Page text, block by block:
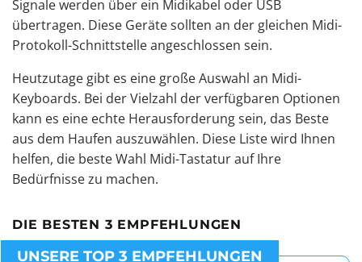
Signale werden über ein Midikabel oder USB
übertragen. Diese Geräte sollten an der gleichen Midi-
Protokoll-Schnittstelle angeschlossen sein.
Heutzutage gibt es eine große Auswahl an Midi-
Keyboards. Bei der Vielzahl der verfügbaren Optionen
kann es eine echte Herausforderung sein, das Beste
aus dem Haufen auszuwählen. Diese Liste wird Ihnen
helfen, die beste Wahl Midi-Tastatur auf Ihre
Bedürfnisse zu machen.
DIE BESTEN 3 EMPFEHLUNGEN
UNSERE TOP 3 EMPFEHLUNGEN